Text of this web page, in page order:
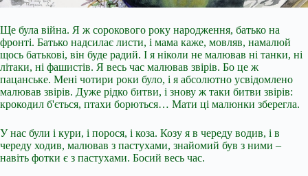
Ще була війна. Я ж сорокового року народження, батько на
фронті. Батько надсилає листи, і мама каже, мовляв, намалюй
щось батькові, він буде радий. І я ніколи не малював ні танки, ні
літаки, ні фашистів. Я весь час малював звірів. Бо це ж
пацанське. Мені чотири роки було, і я абсолютно усвідомлено
малював звірів. Дуже рідко битви, і знову ж таки битви звірів:
крокодил б'ється, птахи борються… Мати ці малюнки зберегла.
У нас були і кури, і порося, і коза. Козу я в череду водив, і в
череду ходив, малював з пастухами, знайомий був з ними –
навіть фотки є з пастухами. Босий весь час.